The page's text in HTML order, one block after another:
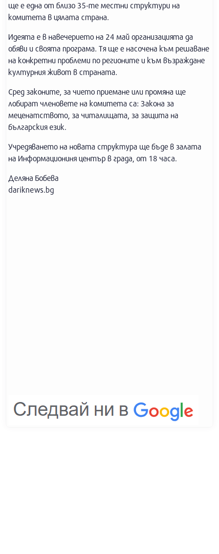
ще е една от близо 35-те местни структури на
комитета в цялата страна.
Идеята е в навечерието на 24 май организацията да
обяви и своята програма. Тя ще е насочена към решаване
на конкретни проблеми по регионите и към възраждане
културния живот в страната.
Сред законите, за чието приемане или промяна ще
лобират членовете на комитета са: Закона за
меценатството, за читалищата, за защита на
българския език.
Учредяването на новата структура ще бъде в залата
на Информациониня център в града, от 18 часа.
Деляна Бобева
dariknews.bg